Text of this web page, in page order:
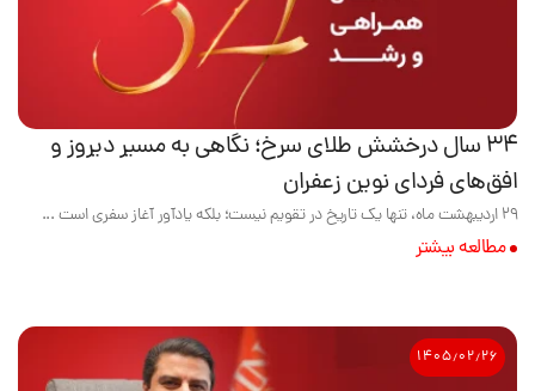
۳۴ سال درخشش طلای سرخ؛ نگاهی به مسیر دیروز و
افق‌های فردای نوین زعفران
۲۹ اردیبهشت ماه، تنها یک تاریخ در تقویم نیست؛ بلکه یادآور آغاز سفری است ...
مطالعه بیشتر
۱۴۰۵٫۰۲٫۲۶